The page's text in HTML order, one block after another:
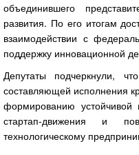
объединившего
развития. По его итогам
взаимодействии с
поддержку инновационной
Депутаты подчеркнули,
составляющей исполнения
формированию устойчивой
стартап-движения и
технологическому